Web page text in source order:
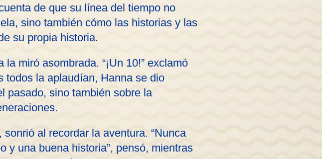
de que su línea del tiempo no
sino también cómo las historias y las
su propia historia.
miró asombrada. “¡Un 10!” exclamó
todos la aplaudían, Hanna se dio
pasado, sino también sobre la
al recordar la aventura. “Nunca
y una buena historia”, pensó, mientras